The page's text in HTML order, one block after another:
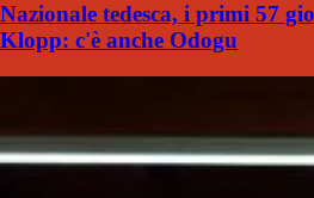
Nazionale tedesca, i primi 57
Klopp: c'è anche Odogu